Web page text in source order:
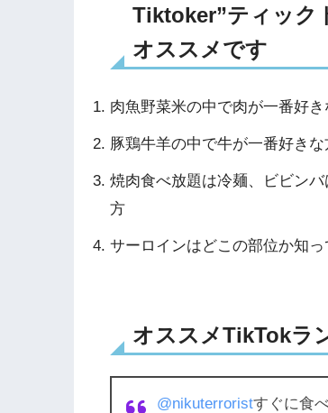
Tiktoker”ティック
オススメです
肉魚野菜米の中で肉が一番好き
豚鶏牛羊の中で牛が一番好きな
焼肉食べ放題は冷麺、ビビン
方
サーロインはどこの部位か知
オススメTikTokラ
@nikuterroristすぐに食